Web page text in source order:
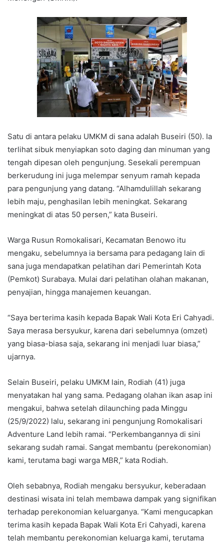
Satu di antara pelaku UMKM di sana adalah Buseiri (50). Ia
terlihat sibuk menyiapkan soto daging dan minuman yang
tengah dipesan oleh pengunjung. Sesekali perempuan
berkerudung ini juga melempar senyum ramah kepada
para pengunjung yang datang. “Alhamdulillah sekarang
lebih maju, penghasilan lebih meningkat. Sekarang
meningkat di atas 50 persen,” kata Buseiri.
Warga Rusun Romokalisari, Kecamatan Benowo itu
mengaku, sebelumnya ia bersama para pedagang lain di
sana juga mendapatkan pelatihan dari Pemerintah Kota
(Pemkot) Surabaya. Mulai dari pelatihan olahan makanan,
penyajian, hingga manajemen keuangan.
“Saya berterima kasih kepada Bapak Wali Kota Eri Cahyadi.
Saya merasa bersyukur, karena dari sebelumnya (omzet)
yang biasa-biasa saja, sekarang ini menjadi luar biasa,”
ujarnya.
Selain Buseiri, pelaku UMKM lain, Rodiah (41) juga
menyatakan hal yang sama. Pedagang olahan ikan asap ini
mengakui, bahwa setelah dilaunching pada Minggu
(25/9/2022) lalu, sekarang ini pengunjung Romokalisari
Adventure Land lebih ramai. “Perkembangannya di sini
sekarang sudah ramai. Sangat membantu (perekonomian)
kami, terutama bagi warga MBR,” kata Rodiah.
Oleh sebabnya, Rodiah mengaku bersyukur, keberadaan
destinasi wisata ini telah membawa dampak yang signifikan
terhadap perekonomian keluarganya. “Kami mengucapkan
terima kasih kepada Bapak Wali Kota Eri Cahyadi, karena
telah membantu perekonomian keluarga kami, terutama